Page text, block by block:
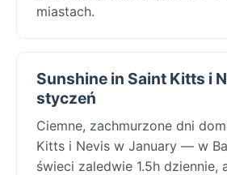
miastach.
Sunshine in Saint Kitts i
styczeń
Ciemne, zachmurzone dni
Kitts i Nevis w January — w
świeci zaledwie 1.5h dziennie,